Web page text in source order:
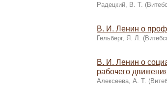
Радецкий, В. Т. (
В. И. Ленин о
Гельберг, Я. Л. (
В. И. Ленин о
рабочего
Алексеева, А. Т. (